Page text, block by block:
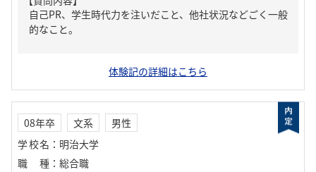
自己PR、学生時代力を注いだこと、他社状況などごく一般
的なこと。
体験記の詳細はこちら
08年卒 文系
男性
学校名 ： 明治大学
職種 ： 総合職